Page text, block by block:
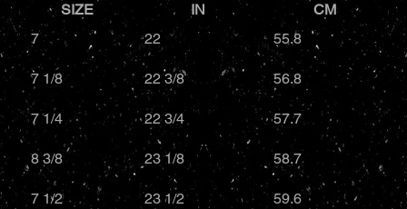
SIZE IN
CM
7
22 55.8
7 1/8 22 3/8 56.8
7 1/4 22 3/4 57.7
8 3/8 23 1/8 58.7
7 1/2 23 1/2 59.6